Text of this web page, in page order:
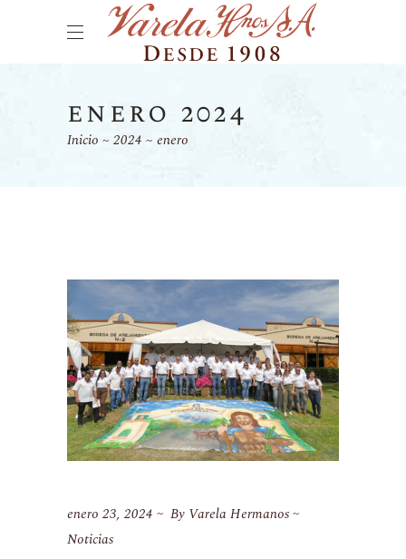
enero 2024
Inicio 2024 enero
enero 23, 2024 By Varela Hermanos
Noticias